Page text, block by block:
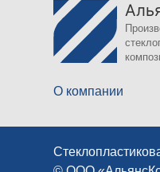
О компании